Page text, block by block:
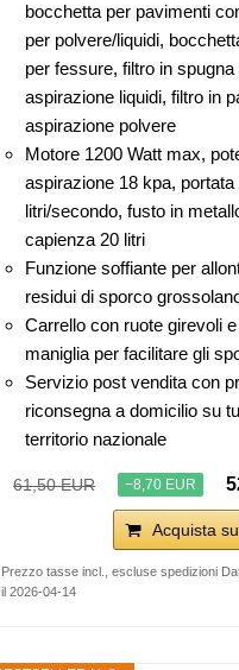
bocchetta per pavimenti
per polvere/liquidi,
per fessure, filtro in spugna
aspirazione liquidi, filtro in
aspirazione polvere
Motore 1200 Watt max,
aspirazione 18 kpa, portata
litri/secondo, fusto in
capienza 20 litri
Funzione soffiante per
residui di sporco
Carrello con ruote girevoli
maniglia per facilitare gli
Servizio post vendita con
riconsegna a domicilio su
territorio nazionale
61,50 EUR −8,70 EUR
Acquista
Prezzo tasse incl., escluse spedizioni
il 2026-04-14